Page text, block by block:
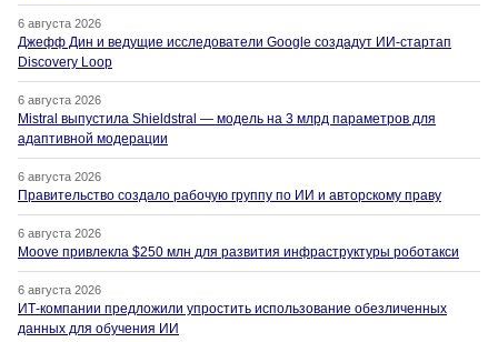
6 августа 2026
Джефф Дин и ведущие исследователи Google создадут ИИ-стартап
Discovery Loop
6 августа 2026
Mistral выпустила Shieldstral — модель на 3 млрд параметров для
адаптивной модерации
6 августа 2026
Правительство создало рабочую группу по ИИ и авторскому праву
6 августа 2026
Moove привлекла $250 млн для развития инфраструктуры роботакси
6 августа 2026
ИТ-компании предложили упростить использование обезличенных
данных для обучения ИИ